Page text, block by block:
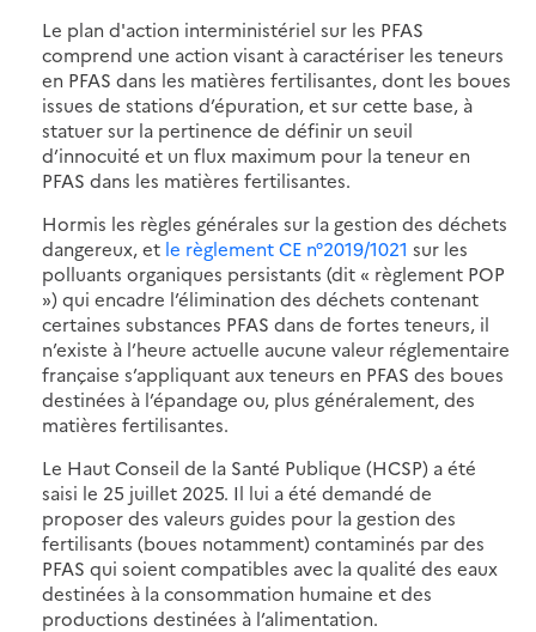
Le plan d'action interministériel sur les PFAS
comprend une action visant à caractériser les teneurs
en PFAS dans les matières fertilisantes, dont les boues
issues de stations d’épuration, et sur cette base, à
statuer sur la pertinence de définir un seuil
d’innocuité et un flux maximum pour la teneur en
PFAS dans les matières fertilisantes.
Hormis les règles générales sur la gestion des déchets
dangereux, et le règlement CE n°2019/1021 sur les
polluants organiques persistants (dit « règlement POP
») qui encadre l’élimination des déchets contenant
certaines substances PFAS dans de fortes teneurs, il
n’existe à l’heure actuelle aucune valeur réglementaire
française s’appliquant aux teneurs en PFAS des boues
destinées à l’épandage ou, plus généralement, des
matières fertilisantes.
Le Haut Conseil de la Santé Publique (HCSP) a été
saisi le 25 juillet 2025. Il lui a été demandé de
proposer des valeurs guides pour la gestion des
fertilisants (boues notamment) contaminés par des
PFAS qui soient compatibles avec la qualité des eaux
destinées à la consommation humaine et des
productions destinées à l’alimentation.